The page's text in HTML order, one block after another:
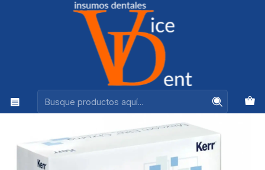
Ventas +56944575313
ADHESION Y RESTAURACION
CEMENTO RESINA MAXCEM ELITE CHROMA CLEAR 2X5GR